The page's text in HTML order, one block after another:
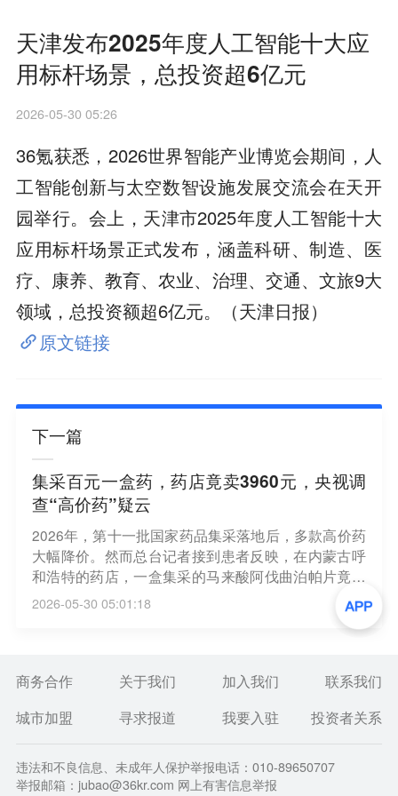
天津发布2025年度人工智能十大应
用标杆场景，总投资超6亿元
2026-05-30 05:26
36氪获悉，2026世界智能产业博览会期间，人
工智能创新与太空数智设施发展交流会在天开
园举行。会上，天津市2025年度人工智能十大
应用标杆场景正式发布，涵盖科研、制造、医
疗、康养、教育、农业、治理、交通、文旅9大
领域，总投资额超6亿元。（天津日报）
原文链接
下一篇
集采百元一盒药，药店竟卖3960元，央视调
查“高价药”疑云
2026年，第十一批国家药品集采落地后，多款高价药
大幅降价。然而总台记者接到患者反映，在内蒙古呼
和浩特的药店，一盒集采的马来酸阿伐曲泊帕片竟然
售价高达3960元，而同规格药品在全国多地药店及线
上平台仅售百元左右，价差近40倍。明明已经集采落
地的药品价格缘何会出现如此大的差价？记者在国家
示的马来酸阿伐曲泊帕片，也就是“晴安欣”的药品售
有一些商家在以不同的“高价”售卖这款集采药品。
2026-05-30 05:01:18
商务合作 关于我们 加入我们
联系我们
城市加盟
寻求报道 我要入驻 投资者关系
违法和不良信息、未成年人保护举报电话：010-89650707
举报邮箱：jubao@36kr.com 网上有害信息举报